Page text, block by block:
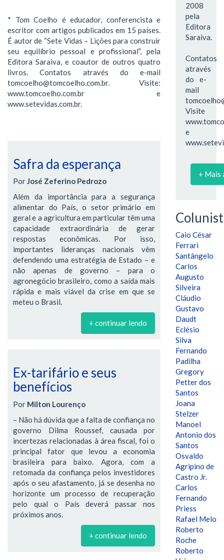
* Tom Coelho é educador, conferencista e
escritor com artigos publicados em 15 países.
É autor de “Sete Vidas – Lições para construir
seu equilíbrio pessoal e profissional”, pela
Editora Saraiva, e coautor de outros quatro
livros. Contatos através do e-mail
tomcoelho@tomcoelho.com.br. Visite:
www.tomcoelho.com.br e
www.setevidas.com.br.
Safra da esperança
PorJosé Zeferino Pedrozo
Além da importância para a segurança
alimentar do País, o setor primário em
geral e a agricultura em particular têm uma
capacidade extraordinária de gerar
respostas econômicas. Por isso,
importantes lideranças nacionais vêm
defendendo uma estratégia de Estado – e
não apenas de governo – para o
agronegócio brasileiro, como a saída mais
rápida e mais viável da crise em que se
meteu o Brasil.
+ continuar lendo
Ex-tarifário e seus
benefícios
Por Milton Lourenço
– Não há dúvida que a falta de confiança no
governo Dilma Roussef, causada por
incertezas relacionadas à área fiscal, foi o
principal fator que levou a economia
brasileira para baixo. Agora, com a
retomada da confiança pelos investidores
após o seu afastamento, já se desenha no
horizonte um processo de recuperação
pelo qual o País deverá passar nos
próximos anos.
+ continuar lendo
2008
pela
Editora
Saraiva.
Contatos
através
do e-
mail
Visite
e
+ Mais
Caio César
Ferrari
Santângelo
Carlos
Augusto
Silveira
Cláudio
Gustavo
Daudt
Eclésio
Silva
Fernando
Padilha
Gregory
Petter dos
Santos
Joana
Stelzer
Manoel
Antonio dos
Santos
Osvaldo
Agripino de
Castro Jr.
Carlos
Fernando
Priess
Rafael Melo
Roberto
Roche
Roberto